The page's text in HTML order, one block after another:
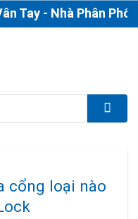
- Nhà Phân Phối &
cổng loại nào